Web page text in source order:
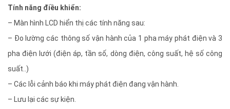
Tính năng điều khiển:
– Màn hình LCD hiển thị các tính năng sau:
– Đo lường các thông số vận hành của 1 pha máy phát điện và 3
pha điện lưới (điện áp, tần số, dòng điện, công suất, hệ số công
suất..)
– Các lỗi cảnh báo khi máy phát điện đang vận hành.
– Lưu lại các sự kiện.